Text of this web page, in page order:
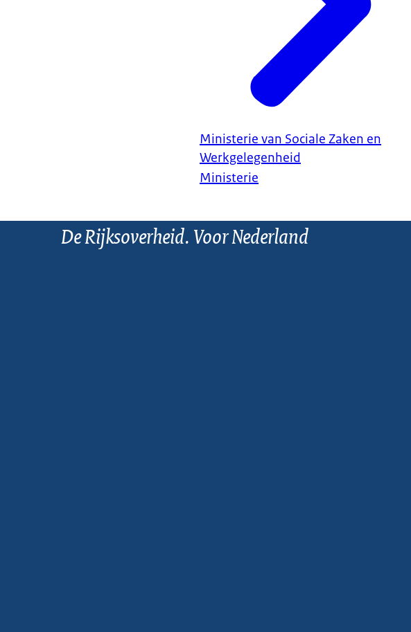
Ministerie van Sociale Zaken en
Werkgelegenheid
Ministerie
De Rijksoverheid. Voor Nederland